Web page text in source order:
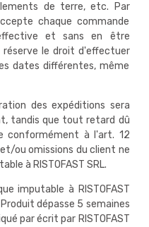
de terre, etc. Par
chaque commande
et sans en être
réserve le droit d'effectuer
dates différentes, même
des expéditions sera
tandis que tout retard dû
conformément à l'art. 12
ou omissions du client ne
à RISTOFAST SRL.
imputable à RISTOFAST
dépasse 5 semaines
par écrit par RISTOFAST